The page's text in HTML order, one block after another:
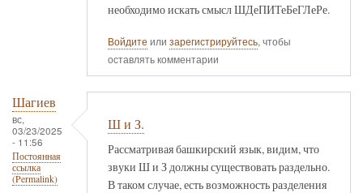
необходимо искать смысл ШДеПИТеБеГЛеРе.
Войдите или зарегистрируйтесь, чтобы
оставлять комментарии
Шагиев
вс,
03/23/2025
- 11:56
Постоянная
ссылка
(Permalink)
Ш и З.
Рассматривая башкирский язык, видим, что
звуки Ш и З должны существовать раздельно.
В таком случае, есть возможность разделения